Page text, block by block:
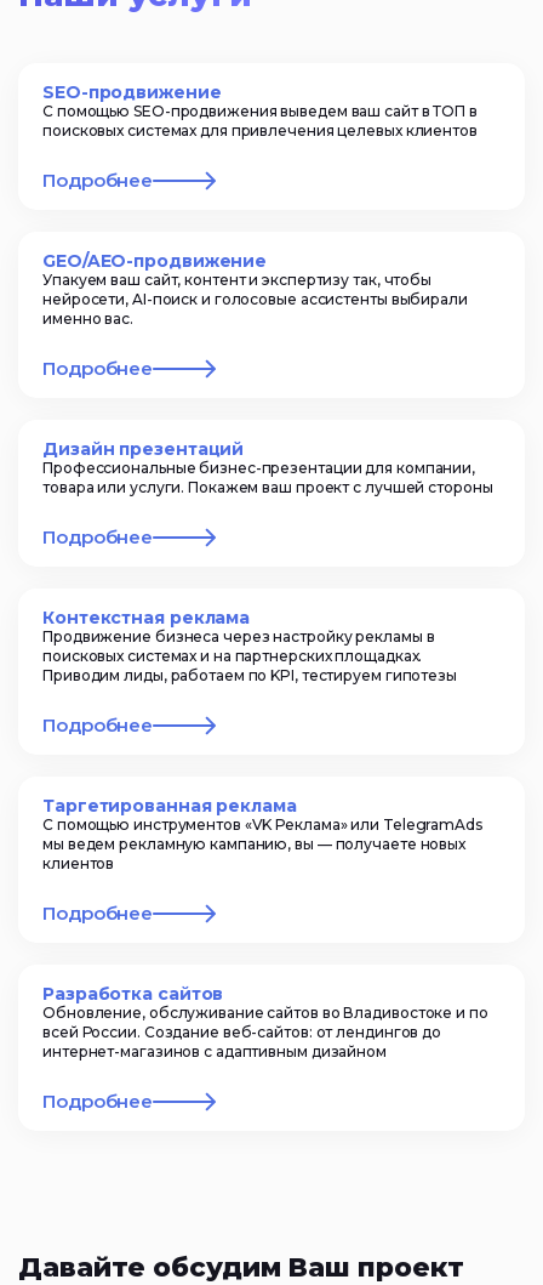
SEO-продвижение
С помощью SEO-продвижения выведем ваш сайт в ТОП в
поисковых системах для привлечения целевых клиентов
Подробнее
GEO/AEO-продвижение
Упакуем ваш сайт, контент и экспертизу так, чтобы
нейросети, AI-поиск и голосовые ассистенты выбирали
именно вас.
Подробнее
Дизайн презентаций
Профессиональные бизнес-презентации для компании,
товара или услуги. Покажем ваш проект с лучшей стороны
Подробнее
Контекстная реклама
Продвижение бизнеса через настройку рекламы в
поисковых системах и на партнерских площадках.
Приводим лиды, работаем по KPI, тестируем гипотезы
Подробнее
Таргетированная реклама
С помощью инструментов «VK Реклама» или TelegramAds
мы ведем рекламную кампанию, вы — получаете новых
клиентов
Подробнее
Разработка сайтов
Обновление, обслуживание сайтов во Владивостоке и по
всей России. Создание веб-сайтов: от лендингов до
интернет-магазинов с адаптивным дизайном
Подробнее
Давайте обсудим Ваш проект